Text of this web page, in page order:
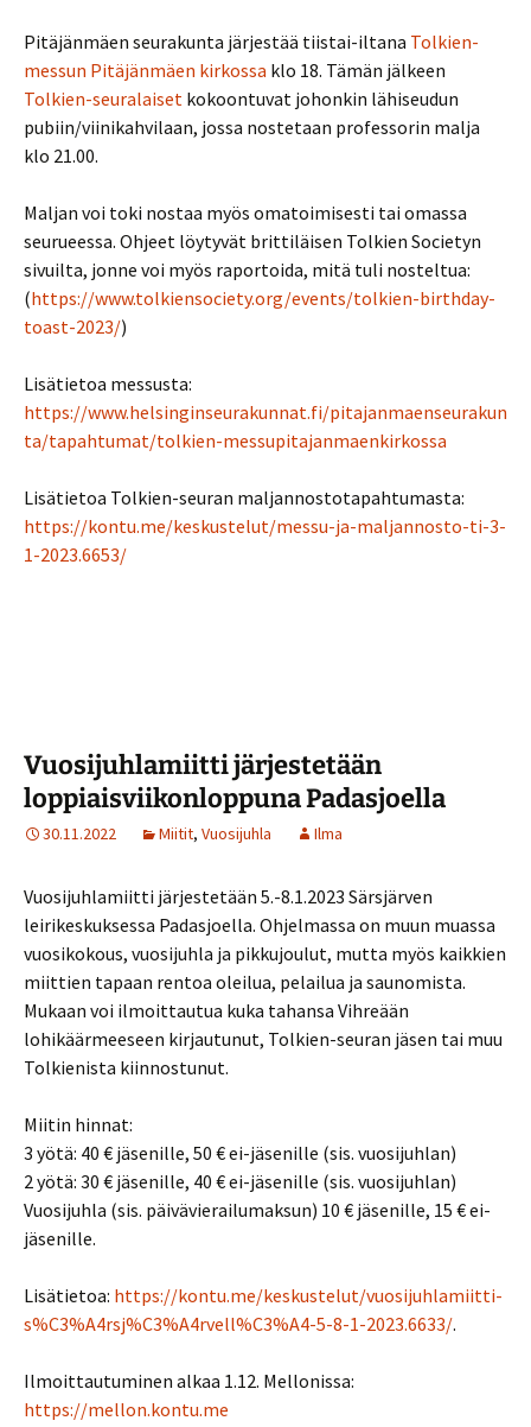
Pitäjänmäen seurakunta järjestää tiistai-iltana Tolkien-
messun Pitäjänmäen kirkossa klo 18. Tämän jälkeen
Tolkien-seuralaiset kokoontuvat johonkin lähiseudun
pubiin/viinikahvilaan, jossa nostetaan professorin malja
klo 21.00.
Maljan voi toki nostaa myös omatoimisesti tai omassa
seurueessa. Ohjeet löytyvät brittiläisen Tolkien Societyn
sivuilta, jonne voi myös raportoida, mitä tuli nosteltua:
(https://www.tolkiensociety.org/events/tolkien-birthday-
toast-2023/)
Lisätietoa messusta:
https://www.helsinginseurakunnat.fi/pitajanmaenseurakun
ta/tapahtumat/tolkien-messupitajanmaenkirkossa
Lisätietoa Tolkien-seuran maljannostotapahtumasta:
https://kontu.me/keskustelut/messu-ja-maljannosto-ti-3-
1-2023.6653/
Vuosijuhlamiitti järjestetään
loppiaisviikonloppuna Padasjoella
30.11.2022 Miitit, Vuosijuhla Ilma
Vuosijuhlamiitti järjestetään 5.-8.1.2023 Särsjärven
leirikeskuksessa Padasjoella. Ohjelmassa on muun muassa
vuosikokous, vuosijuhla ja pikkujoulut, mutta myös kaikkien
miittien tapaan rentoa oleilua, pelailua ja saunomista.
Mukaan voi ilmoittautua kuka tahansa Vihreään
lohikäärmeeseen kirjautunut, Tolkien-seuran jäsen tai muu
Tolkienista kiinnostunut.
Miitin hinnat:
3 yötä: 40 € jäsenille, 50 € ei-jäsenille (sis. vuosijuhlan)
2 yötä: 30 € jäsenille, 40 € ei-jäsenille (sis. vuosijuhlan)
Vuosijuhla (sis. päivävierailumaksun) 10 € jäsenille, 15 € ei-
jäsenille.
Lisätietoa: https://kontu.me/keskustelut/vuosijuhlamiitti-
s%C3%A4rsj%C3%A4rvell%C3%A4-5-8-1-2023.6633/.
Ilmoittautuminen alkaa 1.12. Mellonissa:
https://mellon.kontu.me